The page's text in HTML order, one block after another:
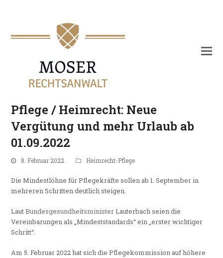
Pflege / Heimrecht: Neue
Vergütung und mehr Urlaub ab
01.09.2022
8. Februar 2022 Heimrecht-Pflege
Die Mindestlöhne für Pflegekräfte sollen ab 1. September in
mehreren Schritten deutlich steigen.
LautBundesgesundheitsministerLauterbach seien die
Vereinbarungen als „Mindeststandards“ ein „erster wichtiger
Schritt“.
Am 5. Februar 2022 hat sich die Pflegekommission auf höhere